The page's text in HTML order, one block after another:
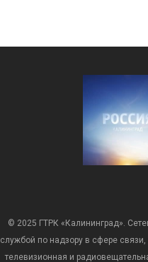
© 2025 ГТРК «Калининград».
службой по надзору в сфере
телевизионная и